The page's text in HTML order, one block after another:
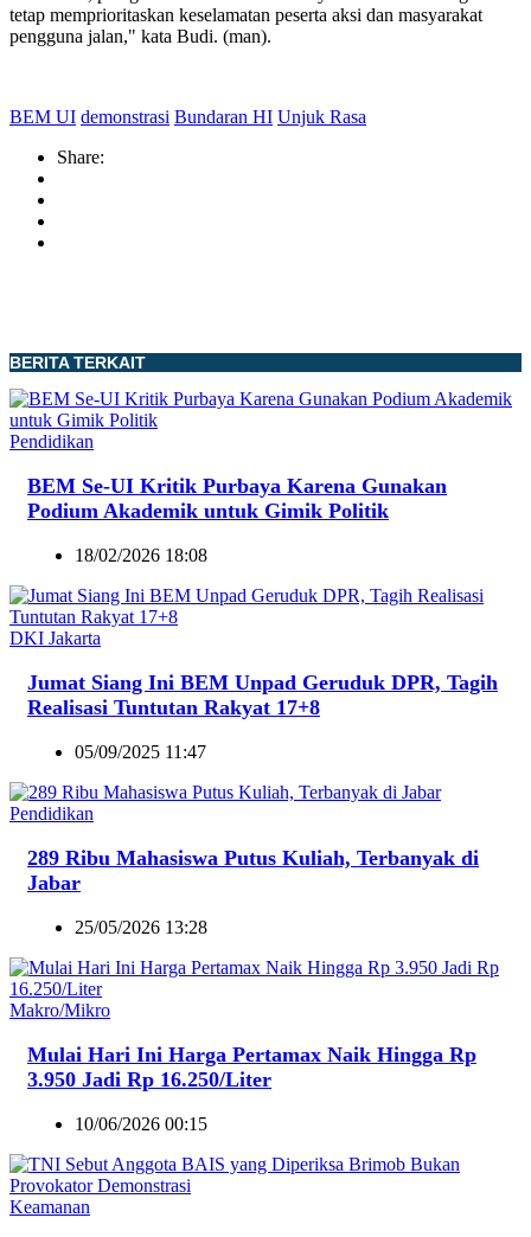
tetap memprioritaskan keselamatan peserta aksi dan masyarakat
pengguna jalan," kata Budi. (man).
BEM UI demonstrasi Bundaran HI Unjuk Rasa
Share:
BERITA TERKAIT
Pendidikan
BEM Se-UI Kritik Purbaya Karena Gunakan
Podium Akademik untuk Gimik Politik
18/02/2026 18:08
DKI Jakarta
Jumat Siang Ini BEM Unpad Geruduk DPR, Tagih
Realisasi Tuntutan Rakyat 17+8
05/09/2025 11:47
Pendidikan
289 Ribu Mahasiswa Putus Kuliah, Terbanyak di
Jabar
25/05/2026 13:28
Makro/Mikro
Mulai Hari Ini Harga Pertamax Naik Hingga Rp
3.950 Jadi Rp 16.250/Liter
10/06/2026 00:15
Keamanan